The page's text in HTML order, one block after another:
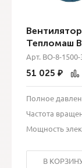
Тепломаш
Арт. ВО-8-1500-
51 025 ₽
Полное
Частота
Мощность
В